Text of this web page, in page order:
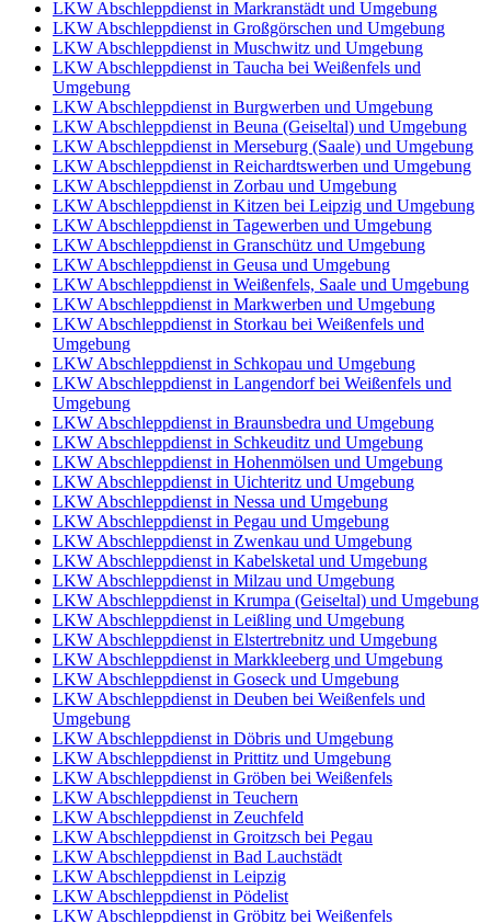
LKW Abschleppdienst in Markranstädt und Umgebung
LKW Abschleppdienst in Großgörschen und Umgebung
LKW Abschleppdienst in Muschwitz und Umgebung
LKW Abschleppdienst in Taucha bei Weißenfels und
Umgebung
LKW Abschleppdienst in Burgwerben und Umgebung
LKW Abschleppdienst in Beuna (Geiseltal) und Umgebung
LKW Abschleppdienst in Merseburg (Saale) und Umgebung
LKW Abschleppdienst in Reichardtswerben und Umgebung
LKW Abschleppdienst in Zorbau und Umgebung
LKW Abschleppdienst in Kitzen bei Leipzig und Umgebung
LKW Abschleppdienst in Tagewerben und Umgebung
LKW Abschleppdienst in Granschütz und Umgebung
LKW Abschleppdienst in Geusa und Umgebung
LKW Abschleppdienst in Weißenfels, Saale und Umgebung
LKW Abschleppdienst in Markwerben und Umgebung
LKW Abschleppdienst in Storkau bei Weißenfels und
Umgebung
LKW Abschleppdienst in Schkopau und Umgebung
LKW Abschleppdienst in Langendorf bei Weißenfels und
Umgebung
LKW Abschleppdienst in Braunsbedra und Umgebung
LKW Abschleppdienst in Schkeuditz und Umgebung
LKW Abschleppdienst in Hohenmölsen und Umgebung
LKW Abschleppdienst in Uichteritz und Umgebung
LKW Abschleppdienst in Nessa und Umgebung
LKW Abschleppdienst in Pegau und Umgebung
LKW Abschleppdienst in Zwenkau und Umgebung
LKW Abschleppdienst in Kabelsketal und Umgebung
LKW Abschleppdienst in Milzau und Umgebung
LKW Abschleppdienst in Krumpa (Geiseltal) und Umgebung
LKW Abschleppdienst in Leißling und Umgebung
LKW Abschleppdienst in Elstertrebnitz und Umgebung
LKW Abschleppdienst in Markkleeberg und Umgebung
LKW Abschleppdienst in Goseck und Umgebung
LKW Abschleppdienst in Deuben bei Weißenfels und
Umgebung
LKW Abschleppdienst in Döbris und Umgebung
LKW Abschleppdienst in Prittitz und Umgebung
LKW Abschleppdienst in Gröben bei Weißenfels
LKW Abschleppdienst in Teuchern
LKW Abschleppdienst in Zeuchfeld
LKW Abschleppdienst in Groitzsch bei Pegau
LKW Abschleppdienst in Bad Lauchstädt
LKW Abschleppdienst in Leipzig
LKW Abschleppdienst in Pödelist
LKW Abschleppdienst in Gröbitz bei Weißenfels